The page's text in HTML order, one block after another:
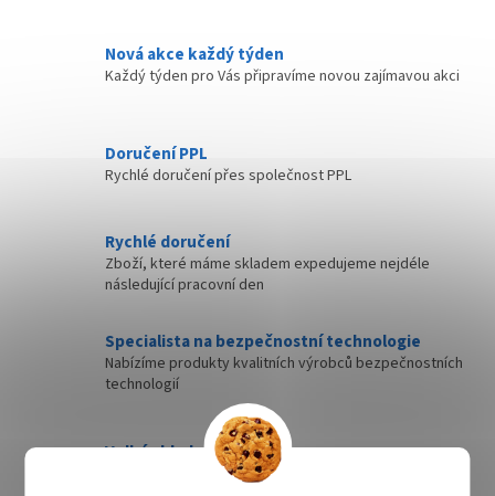
Nová akce každý týden
Každý týden pro Vás připravíme novou zajímavou akci
Doručení PPL
Rychlé doručení přes společnost PPL
Rychlé doručení
Zboží, které máme skladem expedujeme nejdéle
následující pracovní den
Specialista na bezpečnostní technologie
Nabízíme produkty kvalitních výrobců bezpečnostních
technologií
Velké skladové zásoby
Přes 35 000 položek skladem